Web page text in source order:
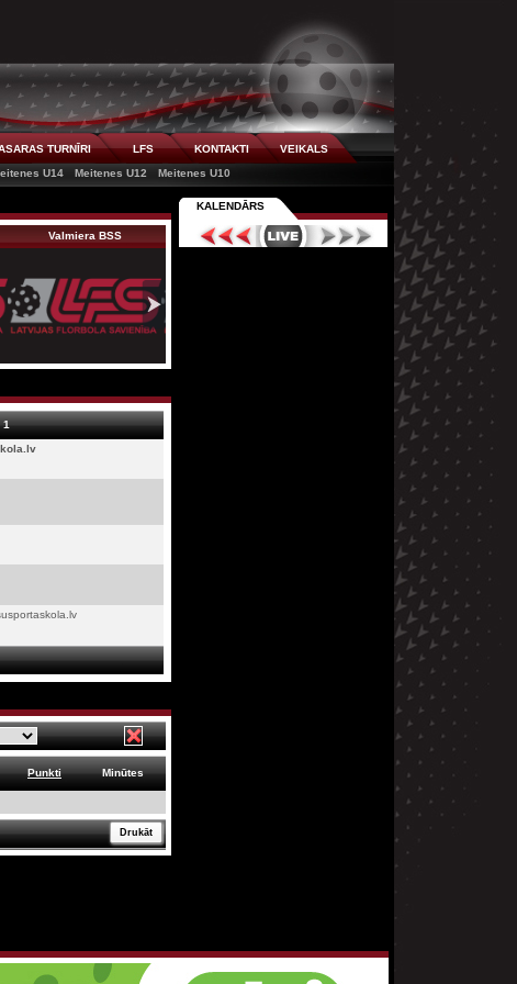
TURNĪRI LFS KONTAKTI
VEIKALS
U14 Meitenes U12 Meitenes U10
Valmiera BSS KNSS U10 Kurši U10 X
1
Punkti Minūtes
Drukāt
KALENDĀRS